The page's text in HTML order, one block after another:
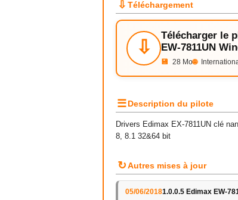
⇩ Téléchargement
⇩
Télécharger le
EW-7811UN
💾 28 Mo🌐
☰Description du pilote
Drivers Edimax EX-7811UN clé
8, 8.1 32&64 bit
↻Autres mises à jour
05/06/20181.0.0.5 Edimax EW-